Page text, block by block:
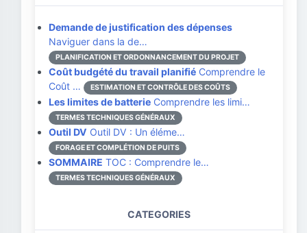
Demande de justification des dépenses
Naviguer dans la de…
PLANIFICATION ET ORDONNANCEMENT DU PROJET
Coût budgété du travail planifié Comprendre le
Coût …
ESTIMATION ET CONTRÔLE DES COÛTS
Les limites de batterie Comprendre les limi…
TERMES TECHNIQUES GÉNÉRAUX
Outil DV Outil DV : Un éléme…
FORAGE ET COMPLÉTION DE PUITS
SOMMAIRE TOC : Comprendre le…
TERMES TECHNIQUES GÉNÉRAUX
CATEGORIES